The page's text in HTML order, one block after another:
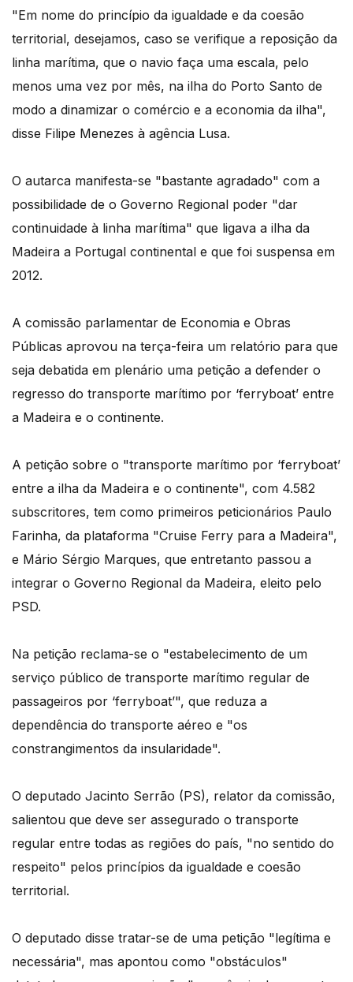
"Em nome do princípio da igualdade e da coesão
territorial, desejamos, caso se verifique a reposição da
linha marítima, que o navio faça uma escala, pelo
menos uma vez por mês, na ilha do Porto Santo de
modo a dinamizar o comércio e a economia da ilha",
disse Filipe Menezes à agência Lusa.
O autarca manifesta-se "bastante agradado" com a
possibilidade de o Governo Regional poder "dar
continuidade à linha marítima" que ligava a ilha da
Madeira a Portugal continental e que foi suspensa em
2012.
A comissão parlamentar de Economia e Obras
Públicas aprovou na terça-feira um relatório para que
seja debatida em plenário uma petição a defender o
regresso do transporte marítimo por ‘ferryboat’ entre
a Madeira e o continente.
A petição sobre o "transporte marítimo por ‘ferryboat’
entre a ilha da Madeira e o continente", com 4.582
subscritores, tem como primeiros peticionários Paulo
Farinha, da plataforma "Cruise Ferry para a Madeira",
e Mário Sérgio Marques, que entretanto passou a
integrar o Governo Regional da Madeira, eleito pelo
PSD.
Na petição reclama-se o "estabelecimento de um
serviço público de transporte marítimo regular de
passageiros por ‘ferryboat’", que reduza a
dependência do transporte aéreo e "os
constrangimentos da insularidade".
O deputado Jacinto Serrão (PS), relator da comissão,
salientou que deve ser assegurado o transporte
regular entre todas as regiões do país, "no sentido do
respeito" pelos princípios da igualdade e coesão
territorial.
O deputado disse tratar-se de uma petição "legítima e
necessária", mas apontou como "obstáculos"